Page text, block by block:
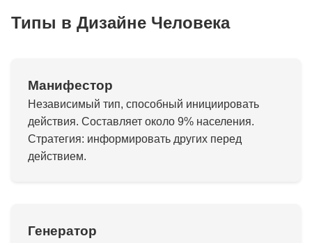
Типы в Дизайне Человека
Манифестор
Независимый тип, способный инициировать
действия. Составляет около 9% населения.
Стратегия: информировать других перед
действием.
Генератор